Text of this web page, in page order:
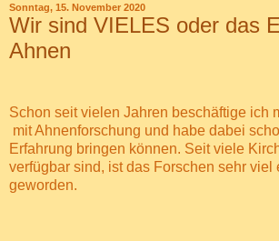
Sonntag, 15. November 2020
Wir sind VIELES oder das
Ahnen
Schon seit vielen Jahren beschäftige ich
mit Ahnenforschung und habe dabei
Erfahrung bringen können. Seit viele
verfügbar sind, ist das Forschen sehr viel
geworden.